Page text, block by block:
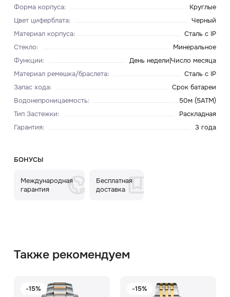
Форма корпуса:
Круглые
Цвет циферблата:
Черный
Материал корпуса:
Сталь c IP
Стекло:
Минеральное
Функции:
День недели|Число месяца
Материал ремешка/браслета:
Сталь c IP
Запас хода:
Срок батареи
Водонепроницаемость:
50м (5ATM)
Тип Застежки:
Раскладная
Гарантия: 3 года
БОНУСЫ
Международная
гарантия
Бесплатная
доставка
Также рекомендуем
-15% -15%